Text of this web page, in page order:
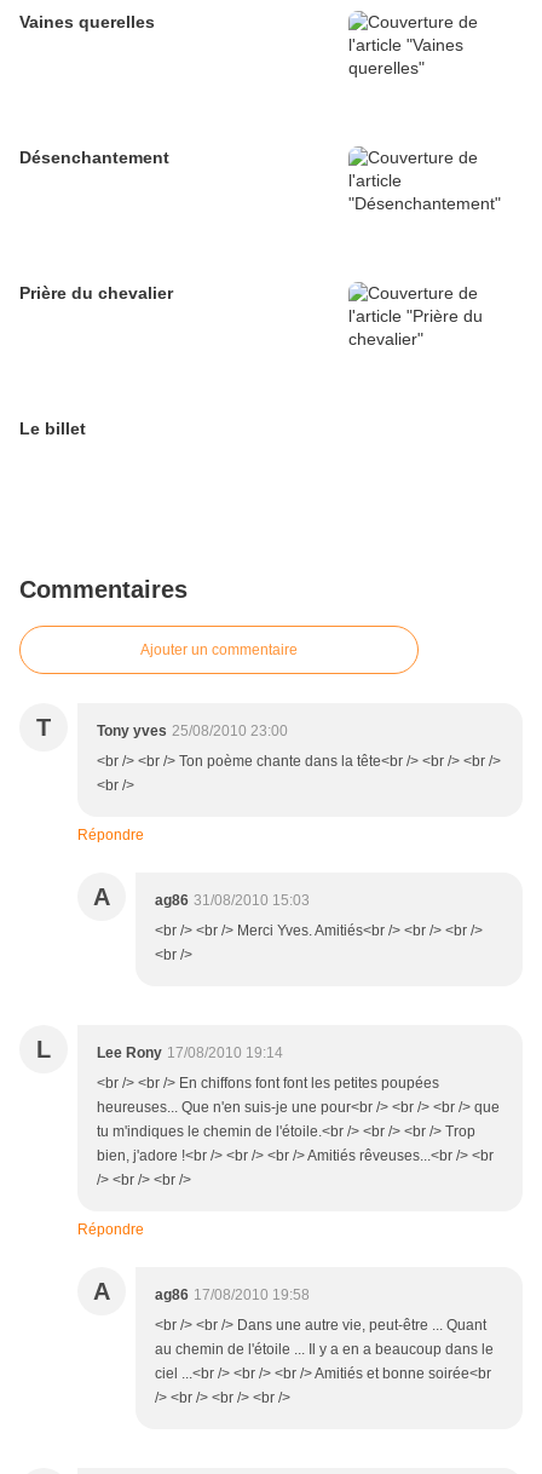
Vaines querelles
Désenchantement
Prière du chevalier
Le billet
Commentaires
Ajouter un commentaire
T Tony yves 25/08/2010 23:00
<br /> <br /> Ton poème chante dans la tête<br /> <br /> <br />
<br />
Répondre
A ag86 31/08/2010 15:03
<br /> <br /> Merci Yves. Amitiés<br /> <br /> <br />
<br />
L Lee Rony 17/08/2010 19:14
<br /> <br /> En chiffons font font les petites poupées
heureuses... Que n'en suis-je une pour<br /> <br /> <br /> que
tu m'indiques le chemin de l'étoile.<br /> <br /> <br /> Trop
bien, j'adore !<br /> <br /> <br /> Amitiés rêveuses...<br /> <br
/> <br /> <br />
Répondre
A ag86 17/08/2010 19:58
<br /> <br /> Dans une autre vie, peut-être ... Quant
au chemin de l'étoile ... Il y a en a beaucoup dans le
ciel ...<br /> <br /> <br /> Amitiés et bonne soirée<br
/> <br /> <br /> <br />